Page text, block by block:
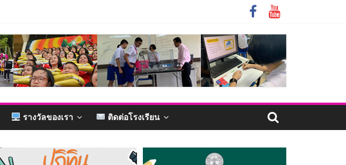
รางวัลของเรา ติดต่อโรงเรียน